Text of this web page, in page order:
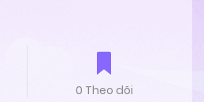
0 Theo dõi